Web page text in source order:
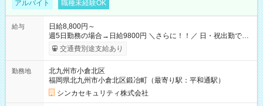
アルバイト 職種未経験OK
給与
日給8,800円～
週5日勤務の場合→日給9800円 ＼さらに！！／ 日・祝出勤で＋
1，000円/日 になります♪ ◆交通費支給あり ※規定あり ◆賞与
あり ※規定あり ◆資格手当あり ◆最大15万円の定着支援制度
以上の社員に月1万円 ※有給休暇を除く ◆ファミリーサポート
あり ┗障害をもつ子を育てる社員に月1万円 ◆チャイルドサポー
トプランあり ┗自身/妻が不妊治療をしている社員に対し、 特
別休暇と治療費の補助 【試用期間】試用期間あり 試用期間の長
交通費別途支給あり
勤務地
北九州市小倉北区
福岡県北九州市小倉北区鍛冶町（最寄り駅：平和通駅）
シンカセキュリティ株式会社